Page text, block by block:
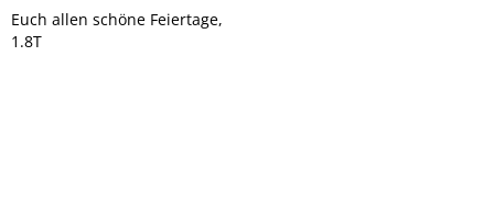
Euch allen schöne Feiertage,
1.8T